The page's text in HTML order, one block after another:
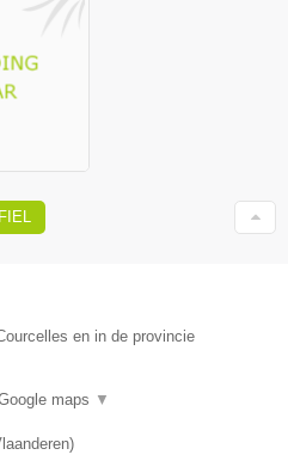
en in de provincie
maps ▼
)